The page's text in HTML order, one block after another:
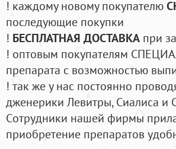
! каждому новому покупателю
последующие покупки
! БЕСПЛАТНАЯ ДОСТАВКА при
! оптовым покупателям
препарата с возможностью
! так же у нас постоянно
дженерики Левитры, Сиалиса
Cотрудники нашей фирмы
приобретение препаратов